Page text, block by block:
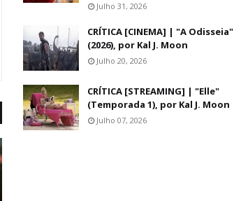
Julho 31, 2026
CRÍTICA [CINEMA] | "A Odisseia"
(2026), por Kal J. Moon
Julho 20, 2026
CRÍTICA [STREAMING] | "Elle"
(Temporada 1), por Kal J. Moon
Julho 07, 2026